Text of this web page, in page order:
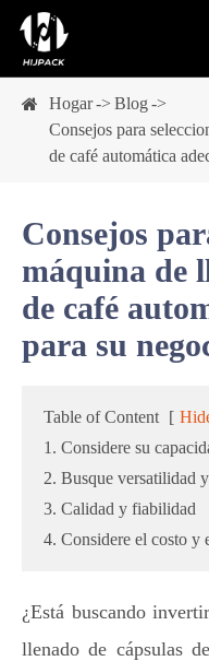
Hogar
Blog
Consejos para
de café automática
Consejos
máquina de
de café
para su
Table of Content [
1. Considere su
2. Busque versatilidad
3. Calidad y fiabilidad
4. Considere el costo y
¿Está buscando
llenado de cápsulas